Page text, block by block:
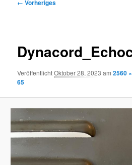
← Vorheriges
VeröffentlichtOktober 28, 2023 am2560
65